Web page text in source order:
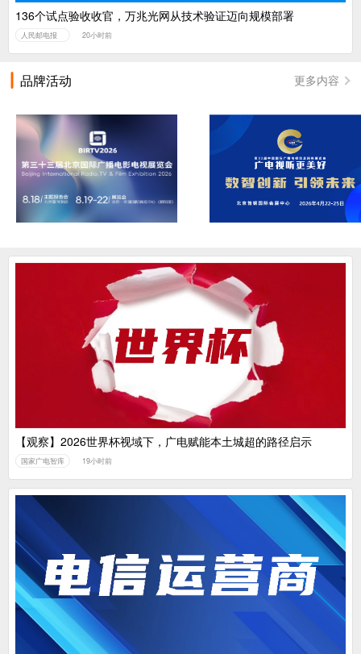
136个试点验收收官，万兆光网从技术验证迈向规模部署
人民邮电报 20小时前
品牌活动 更多内容
【观察】2026世界杯视域下，广电赋能本土城超的路径启示
国家广电智库 19小时前